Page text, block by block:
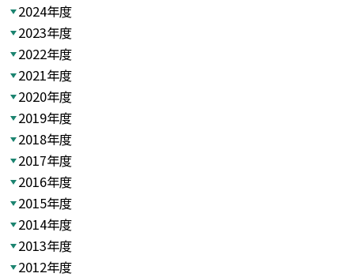
2024年度
2023年度
2022年度
2021年度
2020年度
2019年度
2018年度
2017年度
2016年度
2015年度
2014年度
2013年度
2012年度